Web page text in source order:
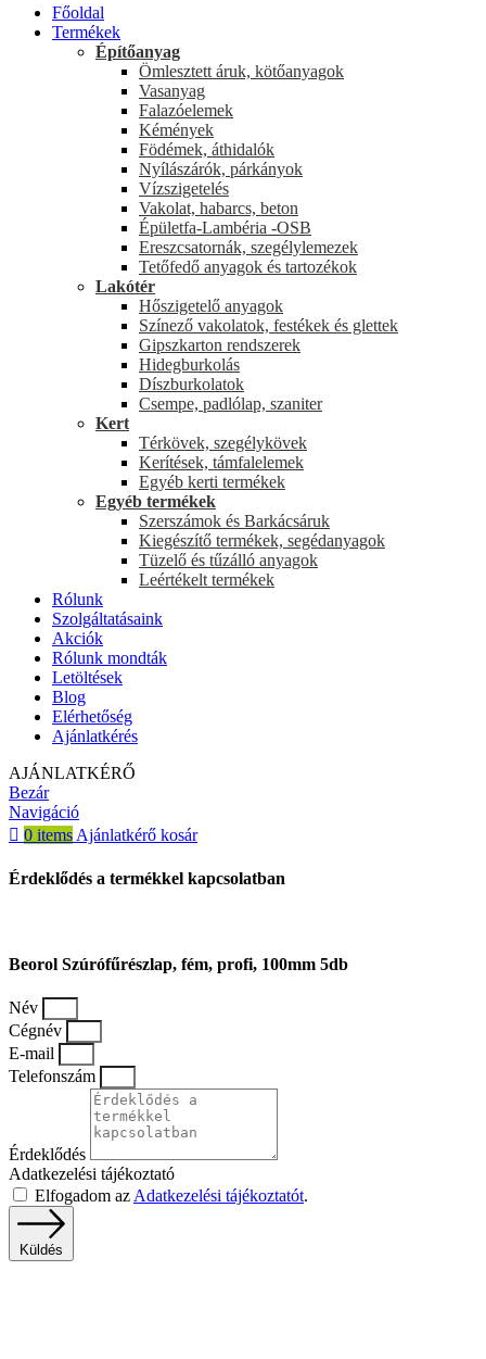
Főoldal
Termékek
Építőanyag
Ömlesztett áruk, kötőanyagok
Vasanyag
Falazóelemek
Kémények
Födémek, áthidalók
Nyílászárók, párkányok
Vízszigetelés
Vakolat, habarcs, beton
Épületfa-Lambéria -OSB
Ereszcsatornák, szegélylemezek
Tetőfedő anyagok és tartozékok
Lakótér
Hőszigetelő anyagok
Színező vakolatok, festékek és glettek
Gipszkarton rendszerek
Hidegburkolás
Díszburkolatok
Csempe, padlólap, szaniter
Kert
Térkövek, szegélykövek
Kerítések, támfalelemek
Egyéb kerti termékek
Egyéb termékek
Szerszámok és Barkácsáruk
Kiegészítő termékek, segédanyagok
Tüzelő és tűzálló anyagok
Leértékelt termékek
Rólunk
Szolgáltatásaink
Akciók
Rólunk mondták
Letöltések
Blog
Elérhetőség
Ajánlatkérés
AJÁNLATKÉRŐ
Bezár
Navigáció
0 items Ajánlatkérő kosár
Érdeklődés a termékkel kapcsolatban
Beorol Szúrófűrészlap, fém, profi, 100mm 5db
Név
Cégnév
E-mail
Telefonszám
Érdeklődés
Adatkezelési tájékoztató
Elfogadom az Adatkezelési tájékoztatót.
Küldés